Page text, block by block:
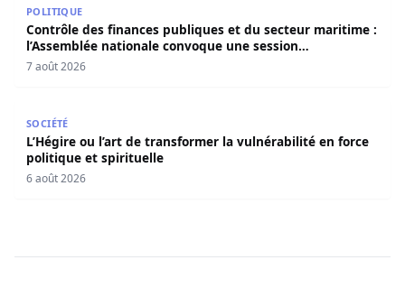
POLITIQUE
Contrôle des finances publiques et du secteur maritime :
l’Assemblée nationale convoque une session
extraordinaire
7 août 2026
SOCIÉTÉ
L’Hégire ou l’art de transformer la vulnérabilité en force
politique et spirituelle
6 août 2026